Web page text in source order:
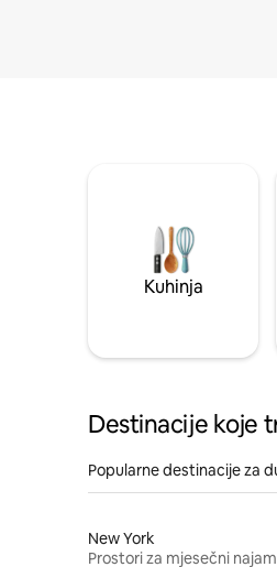
Kuhinja
Destinacije koje
Popularne destinacije za
New York
Prostori za mjesečni najam